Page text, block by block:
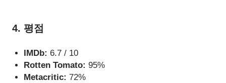
4. 평점
IMDb: 6.7 / 10
Rotten Tomato: 95%
Metacritic: 72%